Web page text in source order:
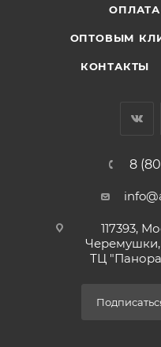
ОПТОВЫМ
КОНТАКТЫ
8
117393,
Черемушки,
ТЦ